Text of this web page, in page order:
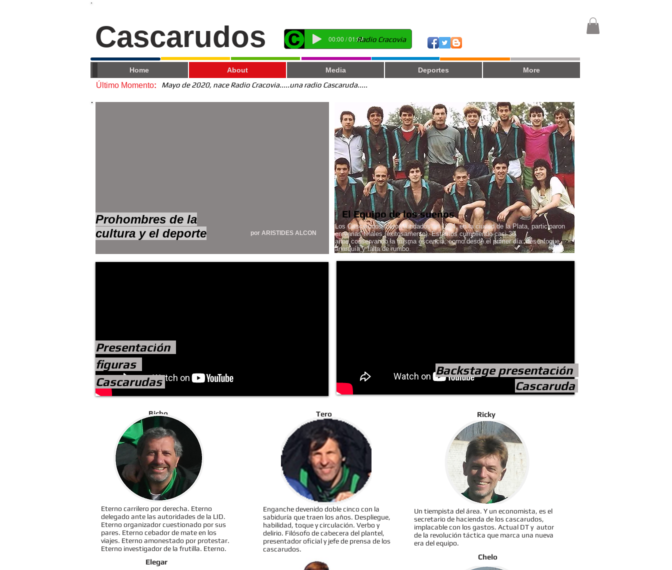
Cascarudos 00:00 / 01:04Radio Cracovia
Home About Media Deportes More
Último Momento: Mayo de 2020, nace Radio Cracovia.....una radio Cascaruda.....
por ARISTIDES ALCON
Prohombres de la
cultura y el deporte
Los Cascarudos fueron fundados en 1984, en la ciudad de la Plata, participaron
en varias finales (exitosamente). Estamos cumpliendo casi 30
años conservando la misma escencia, como desde el primer día: desenfoque,
anarquía y falta de rumbo.
El Equipo de los sueños
Cascarudas
figuras
Presentación
Backstage presentación
Bicho Tero Ricky
Un tiempista del área. Y un economista, es el
secretario de hacienda de los cascarudos,
implacable con los gastos. Actual DT y autor
de la revolución táctica que marca una nueva
era del equipo.
Chelo
Eterno carrilero por derecha. Eterno
delegado ante las autoridades de la LID.
Eterno organizador cuestionado por sus
pares. Eterno cebador de mate en los
viajes. Eterno amonestado por protestar.
Eterno investigador de la frutilla. Eterno.
Enganche devenido doble cinco con la
sabiduría que traen los años. Despliegue,
habilidad, toque y circulación. Verbo y
delirio. Filósofo de cabecera del plantel,
presentador oficial y jefe de prensa de los
cascarudos.
Elegar
Cascaruda